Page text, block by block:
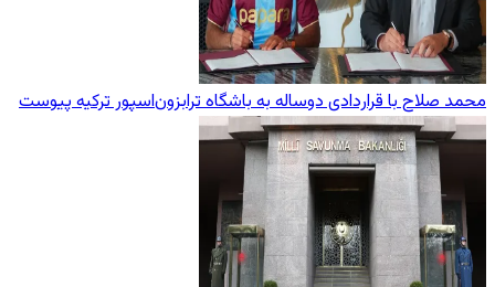
محمد صلاح با قراردادی دوساله به باشگاه ترابزون‌اسپور ترکیه پیوست